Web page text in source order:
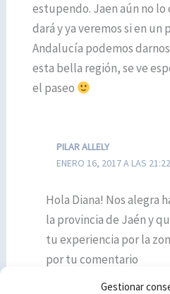
Gestionar
estupendo. Jaen aún no
dará y ya veremos si en un
Andalucía podemos
esta bella región, se ve
el paseo
PILAR ALLELY
ENERO 16, 2017 A LAS 21:22
Hola Diana! Nos alegra
la provincia de Jaén y
tu experiencia por la
por tu comentario